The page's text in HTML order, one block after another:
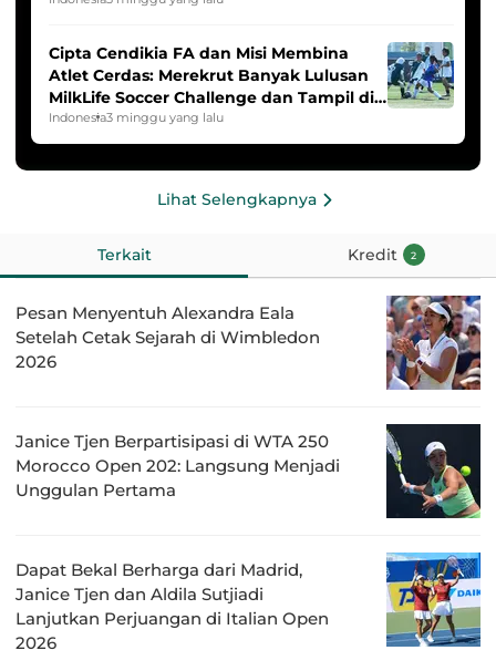
Cipta Cendikia FA dan Misi Membina
Atlet Cerdas: Merekrut Banyak Lulusan
MilkLife Soccer Challenge dan Tampil di
HYDROPLUS Soccer League
Indonesia3 minggu yang lalu
Lihat Selengkapnya
Terkait Kredit 2
Pesan Menyentuh Alexandra Eala
Setelah Cetak Sejarah di Wimbledon
2026
Janice Tjen Berpartisipasi di WTA 250
Morocco Open 202: Langsung Menjadi
Unggulan Pertama
Dapat Bekal Berharga dari Madrid,
Janice Tjen dan Aldila Sutjiadi
Lanjutkan Perjuangan di Italian Open
2026